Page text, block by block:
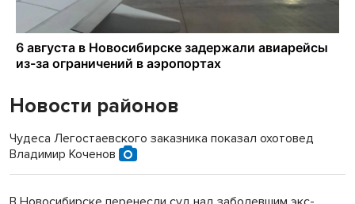
Новости районов
Чудеса Легостаевского заказника показал охотовед
Владимир Коченов